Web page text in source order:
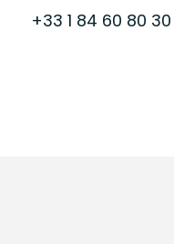
+33 1 84 60 80 30